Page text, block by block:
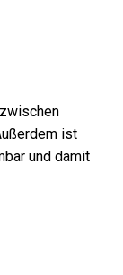
ist
und damit